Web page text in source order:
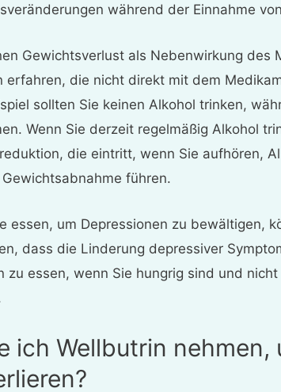
während der Einnahme
Gewichtsverlust als Nebenwirkung des
erfahren, die nicht direkt mit dem
sollten Sie keinen Alkohol trinken,
Wenn Sie derzeit regelmäßig Alkohol
die eintritt, wenn Sie aufhören,
führen.
essen, um Depressionen zu bewältigen,
dass die Linderung depressiver
zu essen, wenn Sie hungrig sind und
ich Wellbutrin nehmen,